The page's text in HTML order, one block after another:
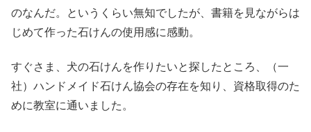
のなんだ。というくらい無知でしたが、書籍を見ながらは
じめて作った石けんの使用感に感動。
すぐさま、犬の石けんを作りたいと探したところ、（一
社）ハンドメイド石けん協会の存在を知り、資格取得のた
めに教室に通いました。